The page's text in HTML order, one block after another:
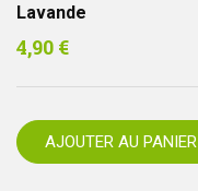
Lavande
4,90 €
AJOUTER AU PANIER